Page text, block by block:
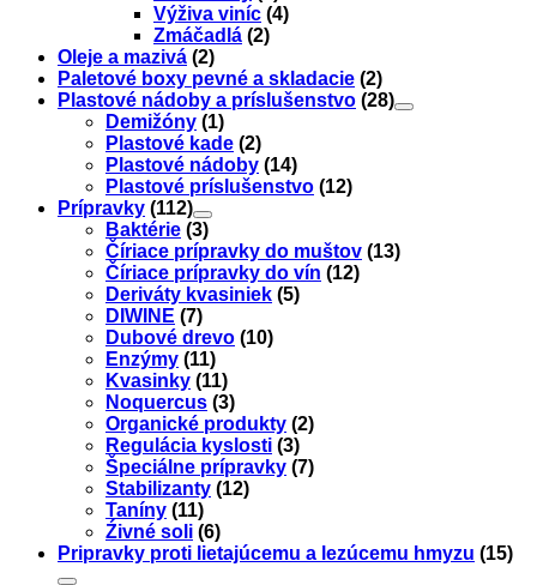
Výživa viníc (4)
Zmáčadlá (2)
Oleje a mazivá (2)
Paletové boxy pevné a skladacie (2)
Plastové nádoby a príslušenstvo (28)
Demižóny (1)
Plastové kade (2)
Plastové nádoby (14)
Plastové príslušenstvo (12)
Prípravky (112)
Baktérie (3)
Číriace prípravky do muštov (13)
Číriace prípravky do vín (12)
Deriváty kvasiniek (5)
DIWINE (7)
Dubové drevo (10)
Enzýmy (11)
Kvasinky (11)
Noquercus (3)
Organické produkty (2)
Regulácia kyslosti (3)
Špeciálne prípravky (7)
Stabilizanty (12)
Taníny (11)
Źivné soli (6)
Pripravky proti lietajúcemu a lezúcemu hmyzu (15)